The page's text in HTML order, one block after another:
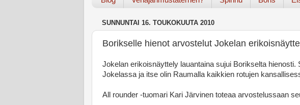
SUNNUNTAI 16. TOUKOKUUTA 2010
Borikselle hienot arvostelut Jokelan
Jokelan erikoisnäyttely lauantaina sujui Borikselta
Jokelassa ja itse olin Raumalla kaikkien rotujen
All rounder -tuomari Kari Järvinen toteaa arvostelussaan